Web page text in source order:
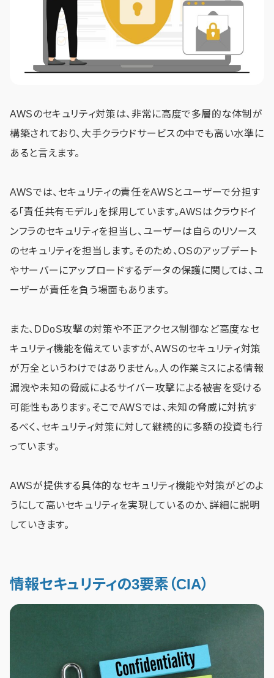
AWSのセキュリティ対策は、非常に高度で多層的な体制が
構築されており、大手クラウドサービスの中でも高い水準に
あると言えます。
AWSでは、セキュリティの責任をAWSとユーザーで分担す
る「責任共有モデル」を採用しています。AWSはクラウドイ
ンフラのセキュリティを担当し、ユーザーは自らのリソース
のセキュリティを担当します。そのため、OSのアップデート
やサーバーにアップロードするデータの保護に関しては、ユ
ーザーが責任を負う場面もあります。
また、DDoS攻撃の対策や不正アクセス制御など高度なセ
キュリティ機能を備えていますが、AWSのセキュリティ対策
が万全というわけではありません。人の作業ミスによる情報
漏洩や未知の脅威によるサイバー攻撃による被害を受ける
可能性もあります。そこでAWSでは、未知の脅威に対抗す
るべく、セキュリティ対策に対して継続的に多額の投資も行
っています。
AWSが提供する具体的なセキュリティ機能や対策がどのよ
うにして高いセキュリティを実現しているのか、詳細に説明
していきます。
情報セキュリティの3要素（CIA）